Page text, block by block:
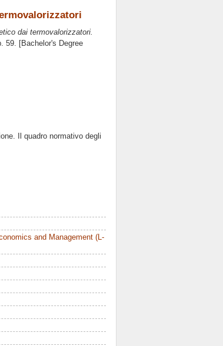
dai termovalorizzatori.
59. [Bachelor's Degree
Il quadro normativo degli
and Management (L-